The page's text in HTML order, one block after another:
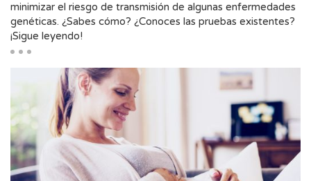
minimizar el riesgo de transmisión de algunas enfermedades
genéticas. ¿Sabes cómo? ¿Conoces las pruebas existentes?
¡Sigue leyendo!